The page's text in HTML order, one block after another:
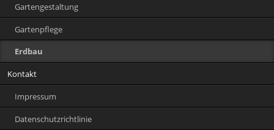
Gartengestaltung
Gartenpflege
Erdbau
Kontakt
Impressum
Datenschutzrichtlinie